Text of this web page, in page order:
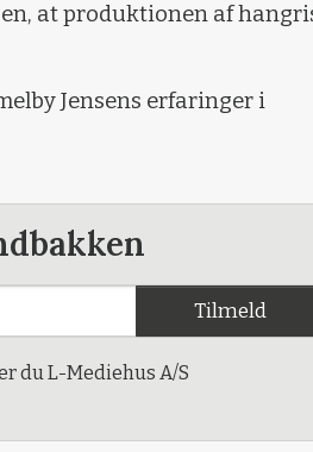
at produktionen af
Jensens erfaringer i
Tilmeld
du L-Mediehus A/S